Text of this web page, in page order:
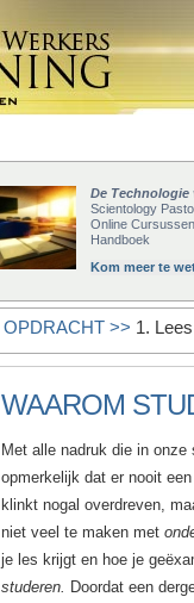
De Technologie
Scientology
Online
Handboek
Kom meer te
OPDRACHT >> 1.
WAAROM
Met alle nadruk die in
opmerkelijk dat er nooit
klinkt nogal overdreven,
niet veel te maken met
je les krijgt en hoe je
studeren.
Doordat een